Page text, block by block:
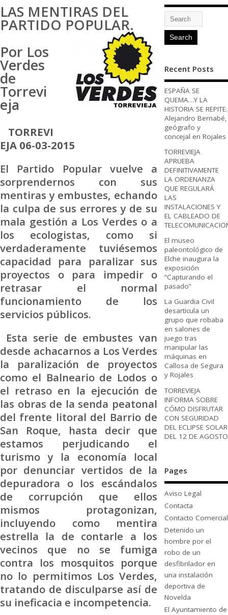
LAS MENTIRAS DEL
PARTIDO POPULAR.
Por Los
Verdes
de
Torrevi
eja
TORREVI
EJA 06-03-2015
El Partido Popular vuelve a
sorprendernos con sus
mentiras y embustes, echando
la culpa de sus errores y de su
mala gestión a Los Verdes o a
los ecologistas, como si
verdaderamente tuviésemos
capacidad para paralizar sus
proyectos o para impedir o
retrasar el normal
funcionamiento de los
servicios públicos.
Esta serie de embustes van
desde achacarnos a Los Verdes
la paralización de proyectos
como el Balneario de Lodos o
el retraso en la ejecución de
las obras de la senda peatonal
del frente litoral del Barrio de
San Roque, hasta decir que
estamos perjudicando el
turismo y la economía local
por denunciar vertidos de la
depuradora o los escándalos
de corrupción que ellos
mismos protagonizan,
incluyendo como mentira
estrella la de contarle a los
vecinos que no se fumiga
contra los mosquitos porque
no lo permitimos Los Verdes,
tratando de disculparse así de
su ineficacia e incompetencia.
Recent Posts
ESPAÑA SE
QUEMA…Y LA
HISTORIA SE REPITE.
Alejandro Bernabé,
geógrafo y
concejal en Rojales
TORREVIEJA
APRUEBA
DEFINITIVAMENTE
LA ORDENANZA
QUE REGULARÁ
LAS
INSTALACIONES Y
EL CABLEADO DE
El museo
paleontológico de
Elche inaugura la
exposición
“Capturando el
pasado”
La Guardia Civil
desarticula un
grupo que robaba
en salones de
juego tras
manipular las
máquinas en
Callosa de Segura
y Rojales
TORREVIEJA
INFORMA SOBRE
CÓMO DISFRUTAR
CON SEGURIDAD
DEL ECLIPSE SOLAR
DEL 12 DE AGOSTO
Pages
Aviso Legal
Contacta
Contacto Comercial
Detenido un
hombre por el
robo de un
desfibrilador en
una instalación
deportiva de
Novelda
El Ayuntamiento de